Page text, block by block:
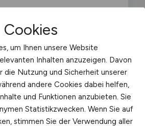
Disponenten und
Du
und die Einhaltung von
nach VO (EG)
Cookies
um Ihnen unsere Website
Inhalten anzuzeigen. Davon
die Nutzung und Sicherheit unserer
andere Cookies dabei helfen,
und Funktionen anzubieten. Sie
Statistikzwecken. Wenn Sie auf
stimmen Sie der Verwendung aller